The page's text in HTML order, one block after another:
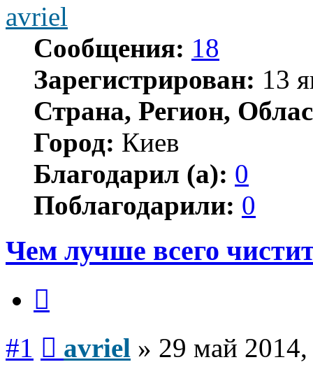
avriel
Сообщения: 18
Зарегистрирован: 13
Страна, Регион,
Город: Киев
Благодарил (а): 0
Поблагодарили: 0
Чем лучше всего
#1 avriel » 29 май